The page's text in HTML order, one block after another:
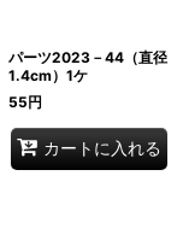
パーツ2023－44（直径
1.4cm）1ケ
55円
カートに入れる